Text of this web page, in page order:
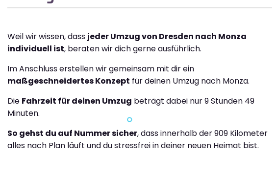
Weil wir wissen, dass jeder Umzug von Dresden nach Monza
individuell ist, beraten wir dich gerne ausführlich.
Im Anschluss erstellen wir gemeinsam mit dir ein
maßgeschneidertes Konzept für deinen Umzug nach Monza.
Die Fahrzeit für deinen Umzug beträgt dabei nur 9 Stunden 49
Minuten.
So gehst du auf Nummer sicher, dass innerhalb der 909 Kilometer
alles nach Plan läuft und du stressfrei in deiner neuen Heimat bist.